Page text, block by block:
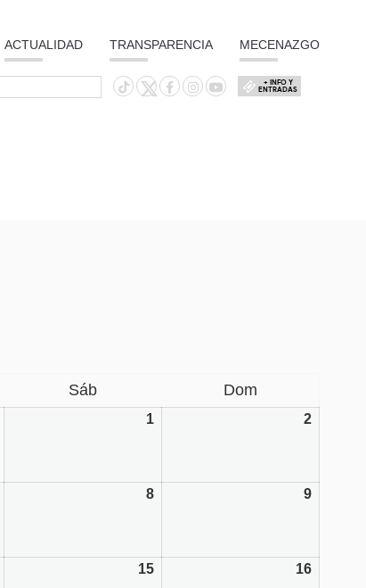
ACTUALIDAD TRANSPARENCIA MECENAZGO
+ INFO Y
ENTRADAS
Sáb Dom
1 2
8 9
15 16